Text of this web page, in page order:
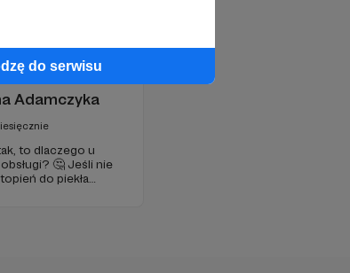
do serwisu
Adamczyka
to dlaczego u
🤔 Jeśli nie
do piekła